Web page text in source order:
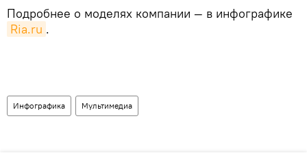
Подробнее о моделях компании — в инфографике
Ria.ru .
Инфографика Мультимедиа